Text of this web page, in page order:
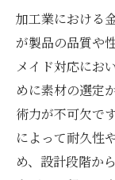
加工業における
が製品の品質や
メイド対応にお
めに素材の選定
術力が不可欠で
によって耐久性
め、設計段階か